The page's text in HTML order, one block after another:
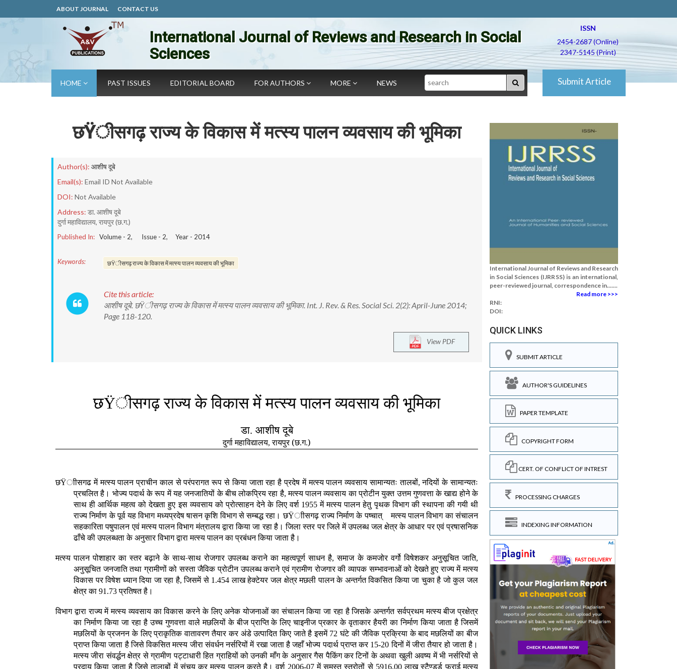
ABOUT JOURNAL CONTACT US
International Journal of Reviews and Research in Social
Sciences
ISSN
2454-2687 (Online)
2347-5145 (Print)
HOME PAST ISSUES EDITORIAL BOARD FOR AUTHORS MORE NEWS Search Submit Article
छŸीसगढ़ राज्य के विकास में मत्स्य पालन व्यवसाय की भूमिका
Author(s): आशीष दूबे
Email(s): Email ID Not Available
DOI: Not Available
Address: डा. आशीष दूबे
दुर्गा महाविद्यालय, रायपुर (छ.ग.)
Published In: Volume - 2, Issue - 2, Year - 2014
Keywords: छŸीसगढ़ राज्य के विकास में मत्स्य पालन व्यवसाय की भूमिका
Cite this article:
आशीष दूबे. छŸीसगढ़ राज्य के विकास में मत्स्य पालन व्यवसाय की भूमिका. Int. J. Rev. & Res. Social Sci. 2(2): April-June 2014;
Page 118-120.
View PDF
International Journal of Reviews and Research
in Social Sciences (IJRRSS) is an international,
peer-reviewed journal, correspondence in.......
Read more >>>
RNI:
DOI:
QUICK LINKS
SUBMIT ARTICLE
AUTHOR'S GUIDELINES
PAPER TEMPLATE
COPYRIGHT FORM
CERT. OF CONFLICT OF INTREST
PROCESSING CHARGES
INDEXING INFORMATION